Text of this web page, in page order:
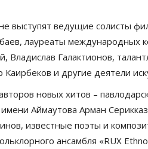
выступят ведущие солисты
лауреаты международных
Владислав Галактионов,
и другие деятели
новых хитов –
имени Аймаутова Арман
известные поэты и
ансамбля «RUX
Планета Казахстан